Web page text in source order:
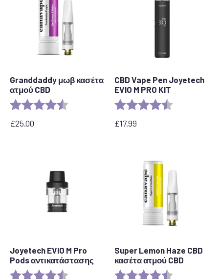
Granddaddy μωβ κασέτα
ατμού CBD
Αξιολόγηση: 4,5 από 5 αστέρια
£25.00
CBD Vape Pen Joyetech
EVIO M PRO KIT
Αξιολόγηση:
£17.99
Joyetech EVIO M Pro
Pods αντικατάστασης
Αξιολόγηση: 4,7 από 5 αστέρια
Super Lemon Haze CBD
κασέτα ατμού CBD
Αξιολόγηση: